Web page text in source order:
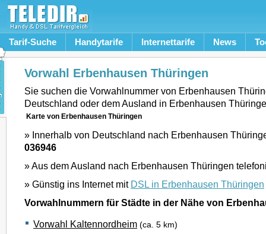
Tarif-Suche Handytarife Internettarife News
Vorwahl Erbenhausen Thüringen
Sie suchen die Vorwahlnummer von Erbenhausen
Deutschland oder dem Ausland in Erbenhausen
Karte von Erbenhausen Thüringen
» Innerhalb von Deutschland nach Erbenhausen
036946
» Aus dem Ausland nach Erbenhausen Thüringen
» Günstig ins Internet mit DSL in Erbenhausen Thüringen
Vorwahlnummern für Städte in der Nähe von
Vorwahl Kaltennordheim (ca. 5 km)